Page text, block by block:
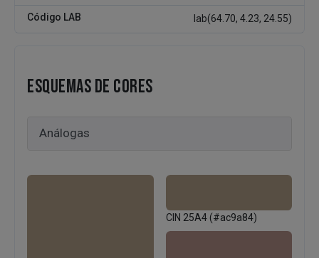
Código LAB lab(64.70, 4.23, 24.55)
ESQUEMAS DE CORES
CIN 25A4 (#ac9a84)